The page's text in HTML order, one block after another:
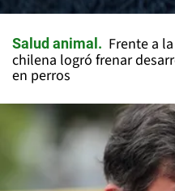
Salud animal
Frente a
chilena logró frenar
en perros